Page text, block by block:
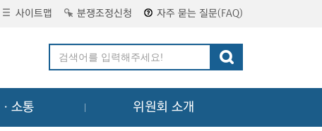
사이트맵 분쟁조정신청 자주 묻는 질문(FAQ)
소통 위원회 소개